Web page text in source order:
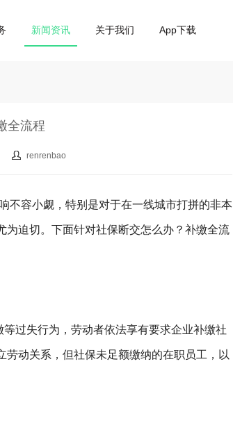
新闻资讯 关于我们 App下载
全流程
renrenbao
不容小觑，特别是对于在一线城市打拼的非本
迫切。下面针对社保断交怎么办？补缴全流
过失行为，劳动者依法享有要求企业补缴社
动关系，但社保未足额缴纳的在职员工，以